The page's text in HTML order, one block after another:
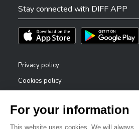
Stay connected with DIFF APP
Téléchargez l'app sur l'App Store
Téléchargez
Privacy policy
Cookies policy
Accessibility statement